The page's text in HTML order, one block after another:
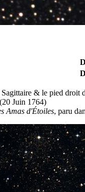
& le pied droit
Juin 1764)
Amas d'Étoiles, paru